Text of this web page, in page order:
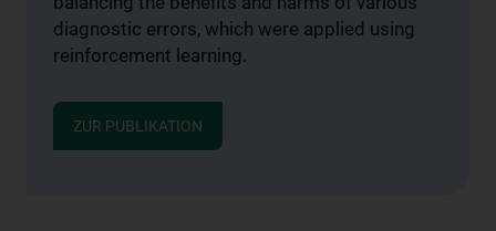
diagnostic errors, which were applied using
reinforcement learning.
ZUR PUBLIKATION